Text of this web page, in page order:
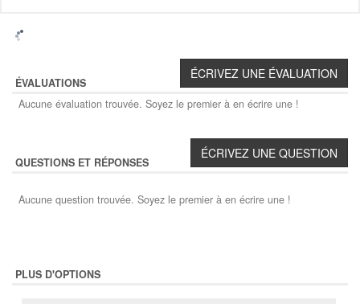
ÉVALUATIONS
Aucune évaluation trouvée. Soyez le premier à en écrire une !
QUESTIONS ET RÉPONSES
Aucune question trouvée. Soyez le premier à en écrire une !
PLUS D'OPTIONS